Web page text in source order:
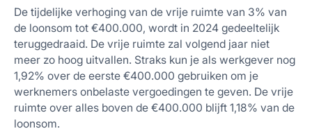
De tijdelijke verhoging van de vrije ruimte van 3% van
de loonsom tot €400.000, wordt in 2024 gedeeltelijk
teruggedraaid. De vrije ruimte zal volgend jaar niet
meer zo hoog uitvallen. Straks kun je als werkgever nog
1,92% over de eerste €400.000 gebruiken om je
werknemers onbelaste vergoedingen te geven. De vrije
ruimte over alles boven de €400.000 blijft 1,18% van de
loonsom.